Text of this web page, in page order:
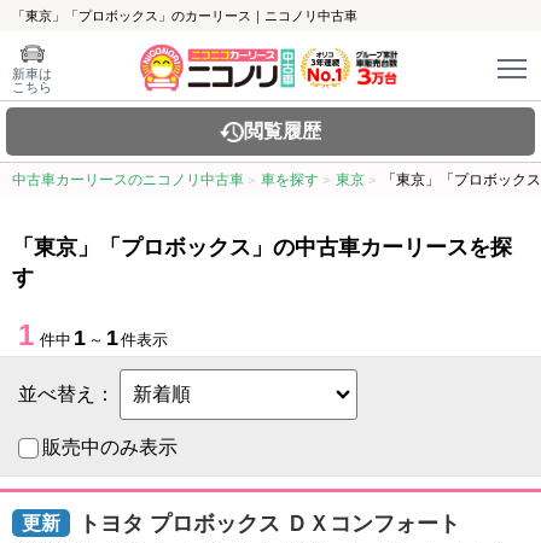
「東京」「プロボックス」のカーリース｜ニコノリ中古車
新車は
こちら
閲覧履歴
中古車カーリースのニコノリ中古車 車を探す 東京 「東京」「プロボック
「東京」「プロボックス」の中古車カーリースを探
す
1 件中 1 ～ 1件表示
並べ替え：
販売中のみ表示
トヨタ プロボックス ＤＸコンフォート